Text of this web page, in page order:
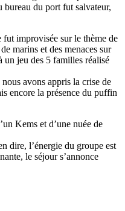
bureau du port fut salvateur,
improvisée sur le thème de
marins et des menaces sur
un jeu des 5 familles réalisé
avons appris la crise de
encore la présence du puffin
Kems et d’une nuée de
dire, l’énergie du groupe est
le séjour s’annonce